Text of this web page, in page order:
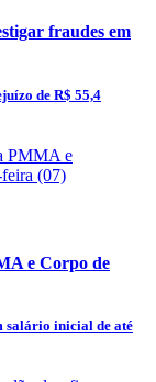
fraudes em
de R$ 55,4
e Corpo de
salário inicial de até